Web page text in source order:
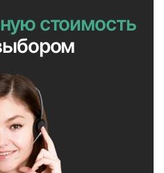
стоимость